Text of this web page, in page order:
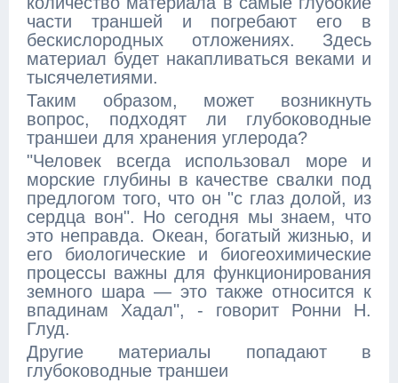
части траншей и погребают его в
бескислородных отложениях. Здесь
материал будет накапливаться веками и
тысячелетиями.
Таким образом, может возникнуть
вопрос, подходят ли глубоководные
траншеи для хранения углерода?
"Человек всегда использовал море и
морские глубины в качестве свалки под
предлогом того, что он "с глаз долой, из
сердца вон". Но сегодня мы знаем, что
это неправда. Океан, богатый жизнью, и
его биологические и биогеохимические
процессы важны для функционирования
земного шара — это также относится к
впадинам Хадал", - говорит Ронни Н.
Глуд.
Другие материалы попадают в
глубоководные траншеи